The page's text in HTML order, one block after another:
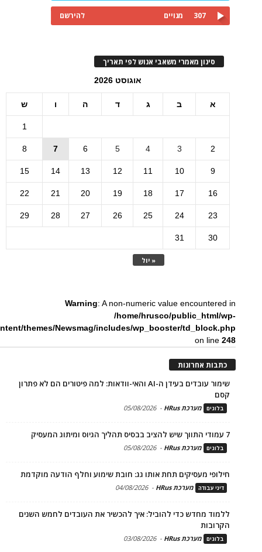
307 מנויים להירשם
סינון מאמרי משאבי אנוש לפי תאריך
אוגוסט 2026
א ב ג ד ה ו ש
« יול
1
2
3
4
5
6
7
8
9
10
11
12
13
14
15
16
17
18
19
20
21
22
23
24
25
26
27
28
29
30
31
Warning: A non-numeric value encountered in
/home/hrusco/public_html/wp-
themes/Newsmag/includes/wp_booster/td_block.php
on line248
כתבות אחרונות
שימור עובדים בעידן ה-AI והאי-וודאות: למה פיטורים הם לא פתרון
קסם
בלוגים מערכת HRus -
05/08/2026
7 עמודי התווך שיש להציב בבסיס תהליך הגיוס ומיתוג המעסיק
בלוגים מערכת HRus -
05/08/2026
חילופי מעסיקים תחת אותו גג: חובת שימוע וחלף הודעה מוקדמת
דיני עבודה מערכת HRus -
04/08/2026
ללמוד מחדש כדי להוביל: איך להכשיר את העובדים לחמש השנים
הקרובות
בלוגים מערכת HRus -
03/08/2026